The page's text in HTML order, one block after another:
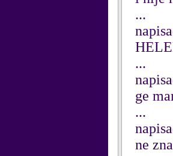
...
...
ge
...
ne